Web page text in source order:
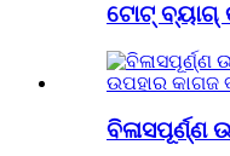
ଟୋଟ୍ ବ୍ୟାଗ୍
ବିଳାସପୂର୍ଣ୍ଣ